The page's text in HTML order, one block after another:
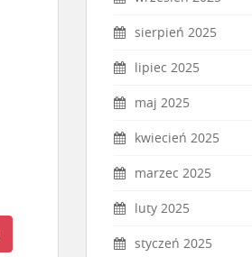
sierpień 2025
lipiec 2025
maj 2025
kwiecień 2025
marzec 2025
luty 2025
styczeń 2025